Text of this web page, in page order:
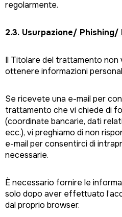
regolarmente.
2.3. Usurpazione/ Phishing/
Il Titolare del trattamento non
ottenere informazioni
Se ricevete una e-mail per
trattamento che vi chiede di
(coordinate bancarie, dati
ecc.), vi preghiamo di non
e-mail per consentirci di
necessarie.
È necessario fornire le
solo dopo aver effettuato
dal proprio browser.